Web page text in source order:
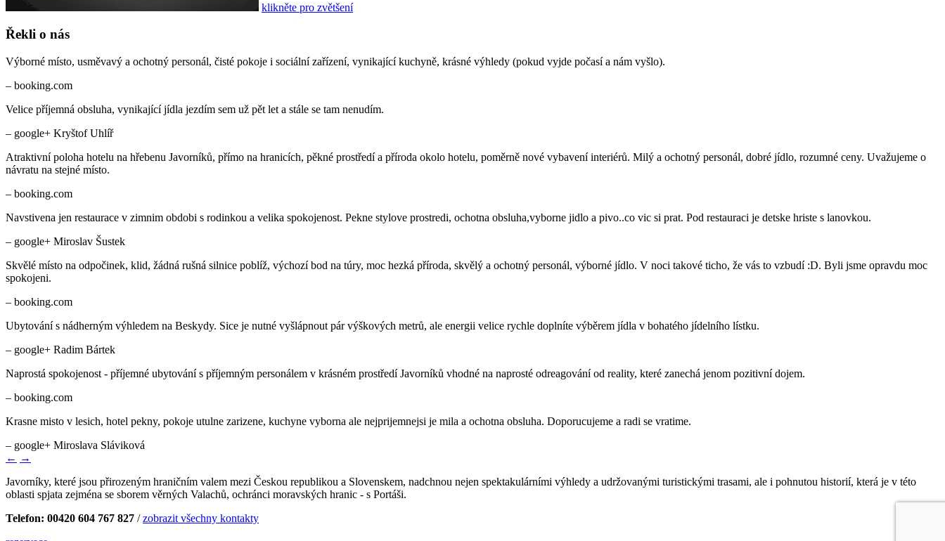
klikněte pro zvětšení
Řekli o nás
Výborné místo, usměvavý a ochotný personál, čisté pokoje i sociální zařízení, vynikající kuchyně, krásné výhledy (pokud vyjde počasí a nám vyšlo).
– booking.com
Velice příjemná obsluha, vynikající jídla jezdím sem už pět let a stále se tam nenudím.
– google+ Kryštof Uhlíř
Atraktivní poloha hotelu na hřebenu Javorníků, přímo na hranicích, pěkné prostředí a příroda okolo hotelu, poměrně nové vybavení interiérů. Milý a ochotný personál, dobré jídlo, rozumné ceny. Uvažujeme o
návratu na stejné místo.
– booking.com
Navstivena jen restaurace v zimnim obdobi s rodinkou a velika spokojenost. Pekne stylove prostredi, ochotna obsluha,vyborne jidlo a pivo..co vic si prat. Pod restauraci je detske hriste s lanovkou.
– google+ Miroslav Šustek
Skvělé místo na odpočinek, klid, žádná rušná silnice poblíž, výchozí bod na túry, moc hezká příroda, skvělý a ochotný personál, výborné jídlo. V noci takové ticho, že vás to vzbudí :D. Byli jsme opravdu moc
spokojeni.
– booking.com
Ubytování s nádherným výhledem na Beskydy. Sice je nutné vyšlápnout pár výškových metrů, ale energii velice rychle doplníte výběrem jídla v bohatého jídelního lístku.
– google+ Radim Bártek
Naprostá spokojenost - příjemné ubytování s příjemným personálem v krásném prostředí Javorníků vhodné na naprosté odreagování od reality, které zanechá jenom pozitivní dojem.
– booking.com
Krasne misto v lesich, hotel pekny, pokoje utulne zarizene, kuchyne vyborna ale nejprijemnejsi je mila a ochotna obsluha. Doporucujeme a radi se vratime.
– google+ Miroslava Sláviková
← →
Javorníky, které jsou přirozeným hraničním valem mezi Českou republikou a Slovenskem, nadchnou nejen spektakulárními výhledy a udržovanými turistickými trasami, ale i pohnutou historií, která je v této
oblasti spjata zejména se sborem věrných Valachů, ochránci moravských hranic - s Portáši.
Telefon: 00420 604 767 827 /zobrazit všechny kontakty